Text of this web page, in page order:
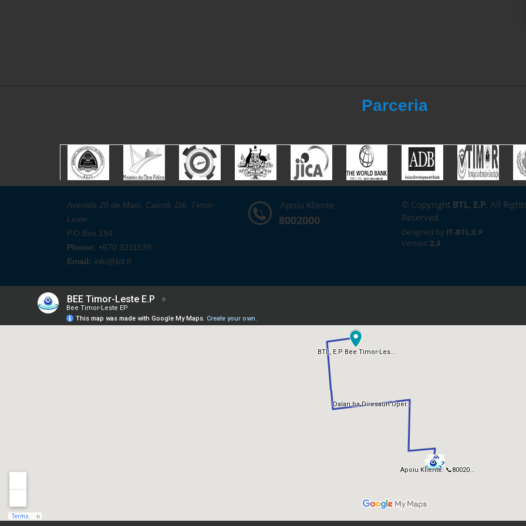
Parceria
Avenida 20 de Maio, Caicoli, Dili, Timor-
Leste
P.O.Box 194.
Phone: +670 3311539
Email: info@btl.tl
Apoiu Kliente
8002000
© Copyright BTL, E.P. All
Reserved
Designed by IT-BTL,E.P
Version 2.4